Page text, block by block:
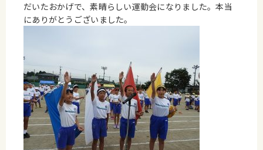
だいたおかげで、素晴らしい運動会になりました。本当
にありがとうございました。